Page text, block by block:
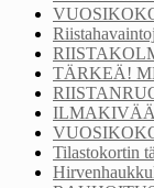
TÄRKEÄ!
Tilastokortin